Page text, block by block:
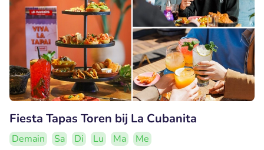
Fiesta Tapas Toren bij La Cubanita
Demain Sa Di Lu Ma
Me